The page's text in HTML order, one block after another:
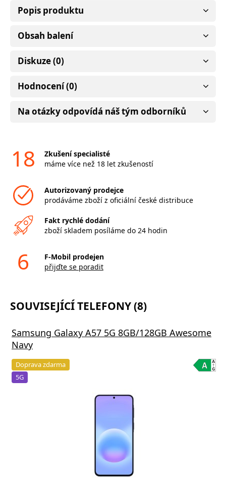
Popis produktu
Obsah balení
Diskuze (0)
Hodnocení (0)
Na otázky odpovídá náš tým odborníků
18
Zkušení specialisté
máme více než 18 let zkušeností
Autorizovaný prodejce
prodáváme zboží z oficiální české distribuce
Fakt rychlé dodání
zboží skladem posíláme do 24 hodin
6
F-Mobil prodejen
přijďte se poradit
SOUVISEJÍCÍ TELEFONY (8)
Samsung Galaxy A57 5G 8GB/128GB Awesome
Navy
Doprava zdarma
5G